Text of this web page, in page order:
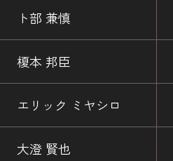
ト部 兼慎
榎本 邦臣
エリック ミヤシロ
大澄 賢也